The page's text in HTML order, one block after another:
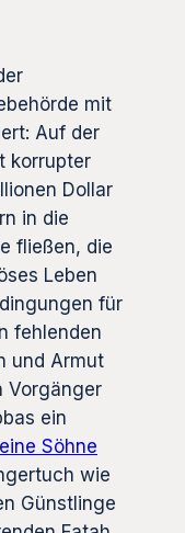
mit
Auf der
korrupter
Dollar
in die
fließen, die
Leben
für
fehlenden
und Armut
Vorgänger
ein
Söhne
wie
Günstlinge